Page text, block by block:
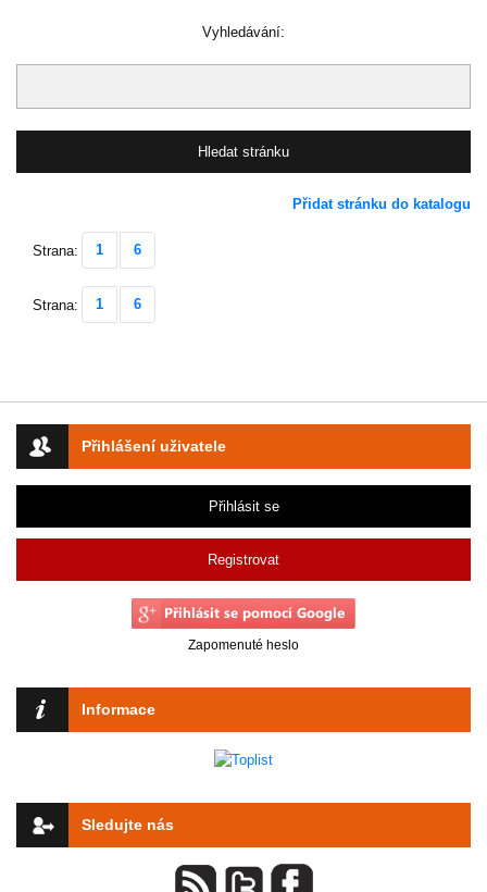
Přihlášení uživatele
Přihlásit se
Registrovat
Zapomenuté heslo
Informace
Sledujte nás
Vyhledávání:
Přidat stránku do katalogu
Strana: 1 6
Strana: 1 6